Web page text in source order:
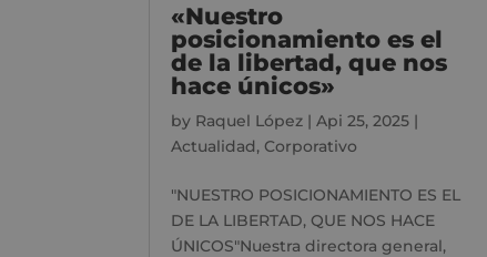
«Nuestro
posicionamiento es el
de la libertad, que nos
hace únicos»
by Raquel López |Api 25, 2025 |
Actualidad, Corporativo
"NUESTRO POSICIONAMIENTO ES EL
DE LA LIBERTAD, QUE NOS HACE
ÚNICOS"Nuestra directora general,